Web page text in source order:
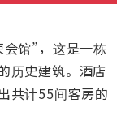
馆”，这是一栋
历史建筑。酒店
共计55间客房的